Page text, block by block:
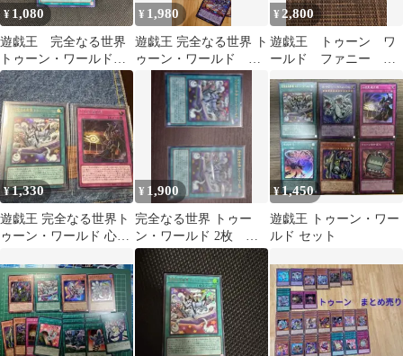
¥1,080
遊戯王 完全なる世界
トゥーン・ワールド
ウルトラレア
¥ 1,980
遊戯王 完全なる世界 ト
ゥーン・ワールド 魔
界発現世行きデスガイ
ド ウルトラ
¥2,800
遊戯王 トゥーン ワ
ールド ファニー ダ
ークラビット
¥1,330
遊戯王 完全なる世界ト
ゥーン・ワールド 心を
2枚セット
¥ 1,900
完全なる世界 トゥー
ン・ワールド 2枚 ウ
ルトラ
¥1,450
遊戯王 トゥーン・ワー
ルド セット